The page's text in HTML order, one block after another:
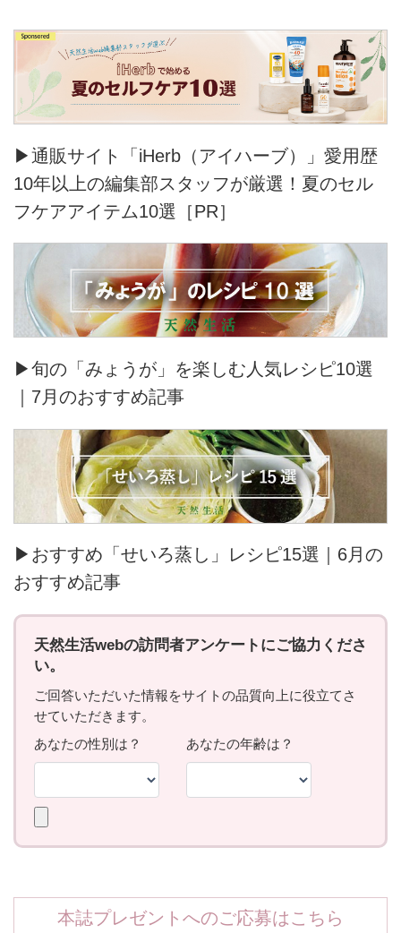
▶通販サイト「iHerb（アイハーブ）」愛用歴
10年以上の編集部スタッフが厳選！夏のセル
フケアアイテム10選［PR］
▶旬の「みょうが」を楽しむ人気レシピ10選
｜7月のおすすめ記事
▶おすすめ「せいろ蒸し」レシピ15選｜6月の
おすすめ記事
本誌プレゼントへのご応募はこちら